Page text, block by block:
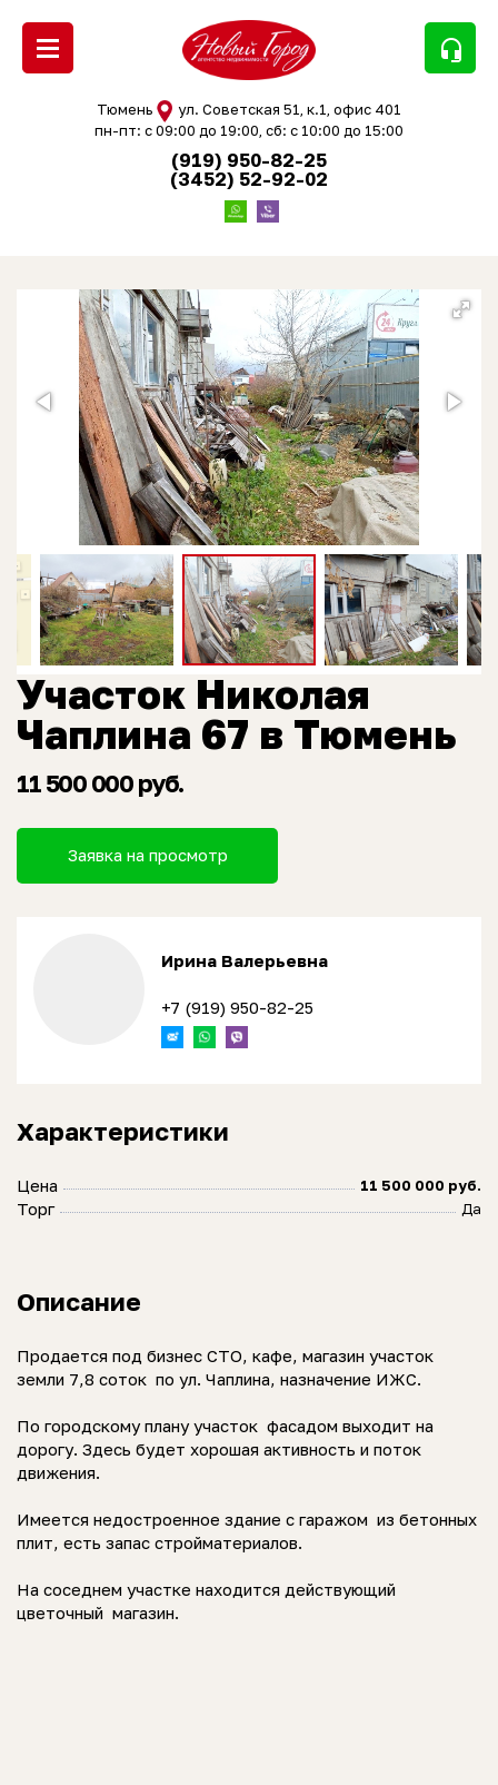
headset_mic
Тюмень
ул. Советская 51, к.1, офис 401
пн-пт: с 09:00 до 19:00, сб: с 10:00 до 15:00
(919) 950-82-25
(3452) 52-92-02
Участок Николая
Чаплина 67 в Тюмень
11 500 000 руб.
Заявка на просмотр
Ирина Валерьевна
+7 (919) 950-82-25
Характеристики
Цена 11 500 000 руб.
Торг Да
Описание
Продается под бизнес СТО, кафе, магазин участок
земли 7,8 соток по ул. Чаплина, назначение ИЖС.
По городскому плану участок фасадом выходит на
дорогу. Здесь будет хорошая активность и поток
движения.
Имеется недостроенное здание с гаражом из бетонных
плит, есть запас стройматериалов.
На соседнем участке находится действующий
цветочный магазин.